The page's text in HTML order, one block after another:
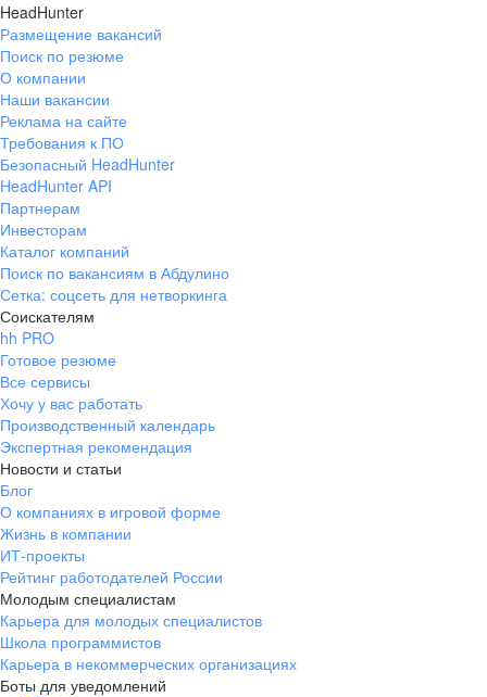
HeadHunter
Размещение вакансий
Поиск по резюме
О компании
Наши вакансии
Реклама на сайте
Требования к ПО
Безопасный HeadHunter
HeadHunter API
Партнерам
Инвесторам
Каталог компаний
Поиск по вакансиям в Абдулино
Сетка: соцсеть для нетворкинга
Соискателям
hh PRO
Готовое резюме
Все сервисы
Хочу у вас работать
Производственный календарь
Экспертная рекомендация
Новости и статьи
Блог
О компаниях в игровой форме
Жизнь в компании
ИТ-проекты
Рейтинг работодателей России
Молодым специалистам
Карьера для молодых специалистов
Школа программистов
Карьера в некоммерческих организациях
Боты для уведомлений